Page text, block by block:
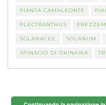
PIANTA CAMALEONTE
PLECTRANTHUS
SOLANACEE SOLANUM
SPINACIO DI OKINAWA